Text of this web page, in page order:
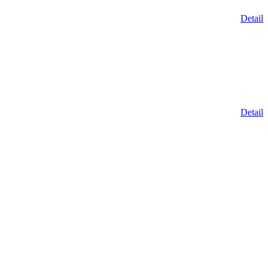
Detail
Detail